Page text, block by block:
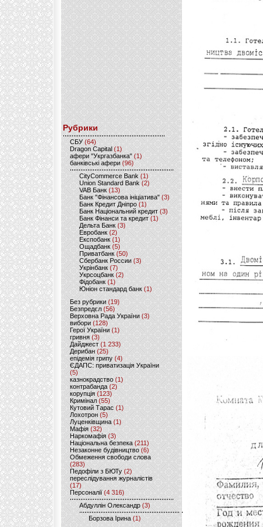
Рубрики
CБУ (64)
Dragon Capital (1)
афери "Укргазбанка" (1)
банківські афери (96)
CityCommerce Bank (1)
Union Standard Bank (2)
VAB Банк (13)
Банк "Фінансова ініціатива" (3)
Банк Кредит Дніпро (1)
Банк Національний кредит (3)
Банк Фінанси та кредит (1)
Дельта Банк (3)
Евробанк(2)
Експобанк (1)
Ощадбанк(5)
Приватбанк (50)
Сбербанк России (3)
Укрінбанк(7)
Укрсоцбанк (2)
Фідобанк (1)
Юніон стандард банк(1)
Без рубрики (19)
Безпредєл(56)
Верховна Рада України (3)
вибори(128)
Герої України(1)
гривня (3)
Дайджест (1 233)
Дерибан (25)
епідемія грипу (4)
ЄДАПС: приватизація України
(5)
казнокрадство (1)
контрабанда (2)
корупція (123)
Кримінал (55)
Кутовий Тарас (1)
Лохотрон(5)
Луценківщина (1)
Мафія (32)
Наркомафія (3)
Національна безпека (211)
Незаконне будівництво(6)
Обмеження свободи слова
(283)
Педофіли з БЮТу (2)
переслідування журналістів
(17)
Персоналії (4 316)
Абдуллін Олександр (3)
Борзова Ірина(1)